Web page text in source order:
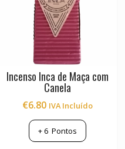
Incenso Inca de Maça com
Canela
€6.80 IVA Incluído
+6 Pontos